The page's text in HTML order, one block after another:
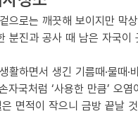
으로는 깨끗해 보이지만 막
분진과 공사 때 남은 자국이
활하면서 생긴 기름때·물때·
자국처럼 ‘사용한 만큼’ 오
면적이 작으니 금방 끝날